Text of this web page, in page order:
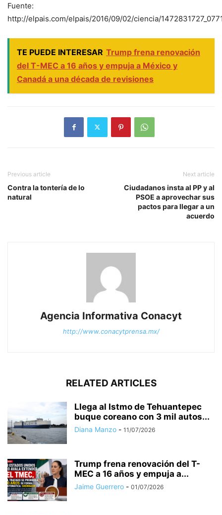
Fuente:
http://elpais.com/elpais/2016/09/02/ciencia/
TE PUEDE INTERESAR Trump frena renovación
del T-MEC a 16 años y empuja a México y
Canadá a una década de revisiones
Previous article
Contra la tontería de lo
natural
Next article
Ciudadanos insta al PP y al
PSOE a aprovechar sus
pactos para llegar a un
acuerdo
Agencia Informativa Conacyt
http://www.conacytprensa.mx/
RELATED ARTICLES
Llega al Istmo de Tehuantepec
buque coreano con 3 mil autos...
Diana Manzo - 11/07/2026
Trump frena renovación del T-
MEC a 16 años y empuja a...
Jaime Guerrero - 01/07/2026